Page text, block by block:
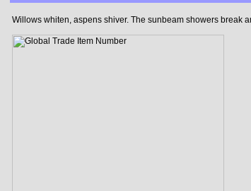
Willows whiten, aspens shiver. The sunbeam showers break